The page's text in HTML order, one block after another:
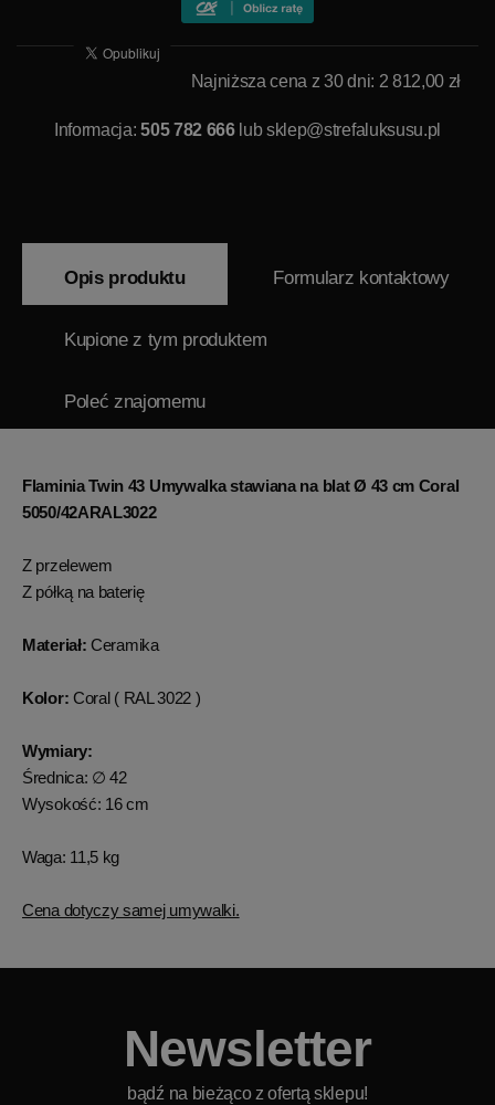
Najniższa cena z 30 dni: 2 812,00 zł
Informacja:505 782 666lubsklep@strefaluksusu.pl
Opis produktu Formularz kontaktowy
Kupione z tym produktem
Poleć znajomemu
Flaminia Twin 43 Umywalka stawiana na blat Ø 43 cm Coral
5050/42ARAL3022
Z przelewem
Z półką na baterię
Materiał: Ceramika
Kolor: Coral ( RAL 3022 )
Wymiary:
Średnica: ∅ 42
Wysokość: 16 cm
Waga: 11,5 kg
Cena dotyczy samej umywalki.
Newsletter
bądź na bieżąco z ofertą sklepu!